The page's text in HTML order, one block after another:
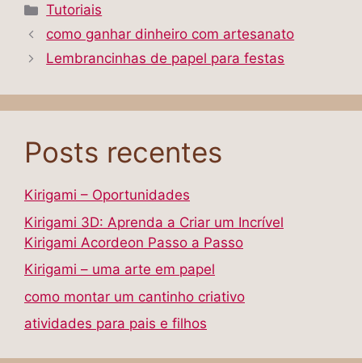
Tutoriais
como ganhar dinheiro com artesanato
Lembrancinhas de papel para festas
Posts recentes
Kirigami – Oportunidades
Kirigami 3D: Aprenda a Criar um Incrível
Kirigami Acordeon Passo a Passo
Kirigami – uma arte em papel
como montar um cantinho criativo
atividades para pais e filhos